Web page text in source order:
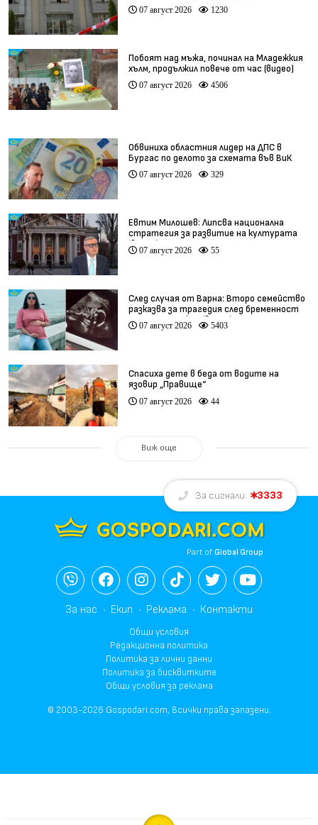
07 август 2026 1230
Побоят над мъжа, починал на Младежкия
хълм, продължил повече от час (видео)
07 август 2026 4506
Обвиниха областния лидер на ДПС в
Бургас по делото за схемата във ВиК
07 август 2026 329
Евтим Милошев: Липсва национална
стратегия за развитие на културата
(видео)
07 август 2026 55
След случая от Варна: Второ семейство
разказва за трагедия след бременност
при същия лекар (видео)
07 август 2026 5403
Спасиха дете в беда от водите на
язовир „Правище“
07 август 2026 44
Виж още
За сигнали: 3333
Part ofGlobal Group
За нас Екип Реклама Контакти
Общи условия
Редакционна политика
Политика за лични данни
Политика за бисквитките
Общи условия за реклама
© 2003-2026 Gospodari.com, Всички права запазени.